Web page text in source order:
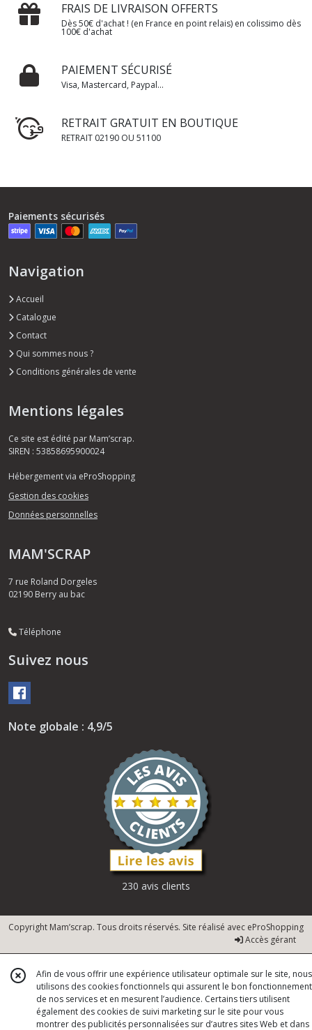
FRAIS DE LIVRAISON OFFERTS
Dès 50€ d'achat ! (en France en point relais) en colissimo dès
100€ d'achat
PAIEMENT SÉCURISÉ
Visa, Mastercard, Paypal...
RETRAIT GRATUIT EN BOUTIQUE
RETRAIT 02190 OU 51100
Paiements sécurisés
Navigation
Accueil
Catalogue
Contact
Qui sommes nous ?
Conditions générales de vente
Mentions légales
Ce site est édité par Mam’scrap.
SIREN : 53858695900024
Hébergement via eProShopping
Gestion des cookies
Données personnelles
MAM'SCRAP
7 rue Roland Dorgeles
02190 Berry au bac
Téléphone
Suivez nous
Note globale : 4,9/5
230 avis clients
Copyright Mam’scrap. Tous droits réservés. Site réalisé avec eProShopping
Accès gérant
Afin de vous offrir une expérience utilisateur optimale sur le site, nous
utilisons des cookies fonctionnels qui assurent le bon fonctionnement
de nos services et en mesurent l’audience. Certains tiers utilisent
également des cookies de suivi marketing sur le site pour vous
montrer des publicités personnalisées sur d’autres sites Web et dans